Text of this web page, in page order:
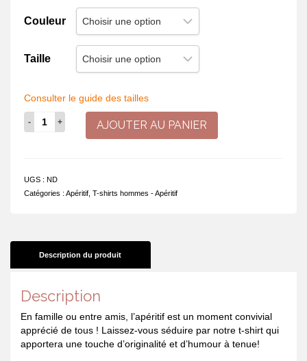
Couleur
Taille
Consulter le guide des tailles
quantité
de
AJOUTER AU PANIER
UGS : ND
Catégories : Apéritif T-shirts hommes - Apéritif
Description du produit
Description
En famille ou entre amis, l’apéritif est un moment convivial
apprécié de tous ! Laissez-vous séduire par notre t-shirt qui
apportera une touche d’originalité et d’humour à tenue!